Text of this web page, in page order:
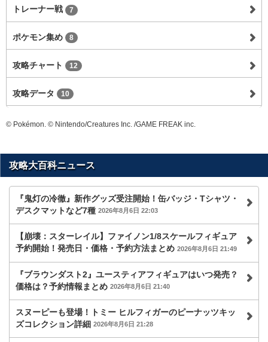
トレーナー戦 7
ポケモン集め 8
攻略チャート 12
攻略データ 10
© Pokémon. © Nintendo/Creatures Inc. /GAME FREAK inc.
攻略大百科ニュース
『鬼灯の冷徹』新作グッズ受注開始！缶バッジ・Tシャツ・
デスクマットなど7種 2026年8月6日 22:03
【崩壊：スターレイル】ファイノン1/8スケールフィギュア
予約開始！発売日・価格・予約方法まとめ 2026年8月6日 21:49
『ブラウンダスト2』ユースティアフィギュアはいつ発売？
価格は？予約情報まとめ 2026年8月6日 21:40
スヌーピーも登場！トミー ヒルフィガーのピーナッツキッ
ズコレクション詳細 2026年8月6日 21:28